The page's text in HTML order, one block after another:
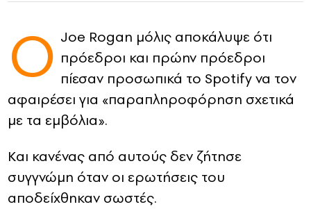
Ο Joe Rogan μόλις αποκάλυψε ότι
πρόεδροι και πρώην πρόεδροι
πίεσαν προσωπικά το Spotify να τον
αφαιρέσει για «παραπληροφόρηση σχετικά
με τα εμβόλια».
Και κανένας από αυτούς δεν ζήτησε
συγγνώμη όταν οι ερωτήσεις του
αποδείχθηκαν σωστές.